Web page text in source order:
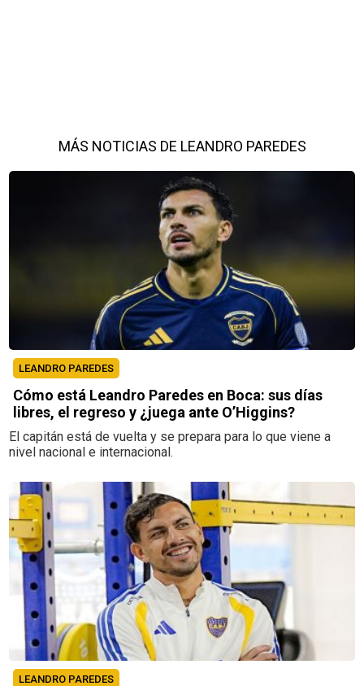
MÁS NOTICIAS DE LEANDRO PAREDES
LEANDRO PAREDES
Cómo está Leandro Paredes en Boca: sus días
libres, el regreso y ¿juega ante O’Higgins?
El capitán está de vuelta y se prepara para lo que viene a
nivel nacional e internacional.
LEANDRO PAREDES